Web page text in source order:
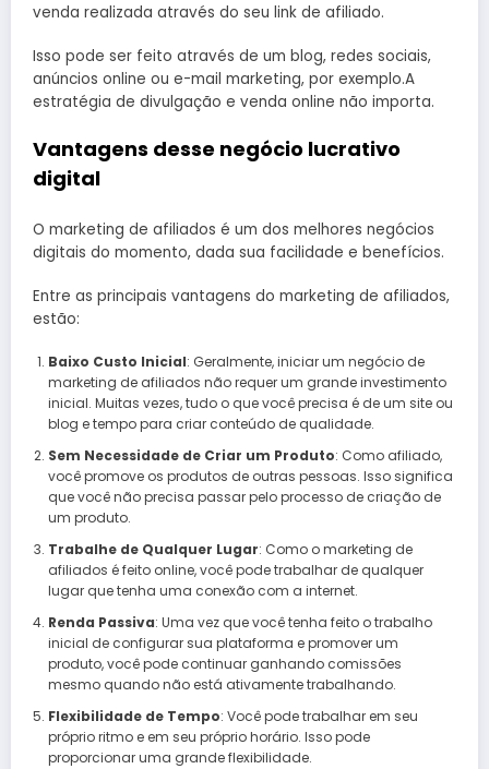
venda realizada através do seu link de afiliado.
Isso pode ser feito através de um blog, redes sociais,
anúncios online ou e-mail marketing, por exemplo.A
estratégia de divulgação e venda online não importa.
Vantagens desse negócio lucrativo
digital
O marketing de afiliados é um dos melhores negócios
digitais do momento, dada sua facilidade e benefícios.
Entre as principais vantagens do marketing de afiliados,
estão:
Baixo Custo Inicial: Geralmente, iniciar um negócio de
marketing de afiliados não requer um grande investimento
inicial. Muitas vezes, tudo o que você precisa é de um site ou
blog e tempo para criar conteúdo de qualidade.
Sem Necessidade de Criar um Produto: Como afiliado,
você promove os produtos de outras pessoas. Isso significa
que você não precisa passar pelo processo de criação de
um produto.
Trabalhe de Qualquer Lugar: Como o marketing de
afiliados é feito online, você pode trabalhar de qualquer
lugar que tenha uma conexão com a internet.
Renda Passiva: Uma vez que você tenha feito o trabalho
inicial de configurar sua plataforma e promover um
produto, você pode continuar ganhando comissões
mesmo quando não está ativamente trabalhando.
Flexibilidade de Tempo: Você pode trabalhar em seu
próprio ritmo e em seu próprio horário. Isso pode
proporcionar uma grande flexibilidade.